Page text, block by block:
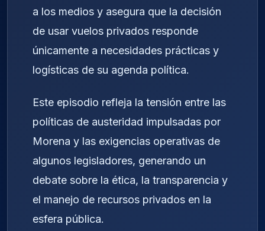
a los medios y asegura que la decisión
de usar vuelos privados responde
únicamente a necesidades prácticas y
logísticas de su agenda política.
Este episodio refleja la tensión entre las
políticas de austeridad impulsadas por
Morena y las exigencias operativas de
algunos legisladores, generando un
debate sobre la ética, la transparencia y
el manejo de recursos privados en la
esfera pública.